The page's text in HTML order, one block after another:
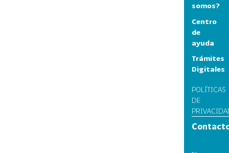
somos?
Centro
de
ayuda
Trámites
Digitales
POLÍTICAS
DE